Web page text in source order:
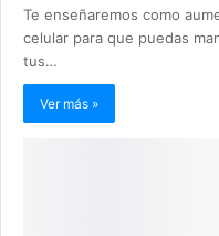
Te enseñaremos como
celular para que puedas
tus…
Ver más »